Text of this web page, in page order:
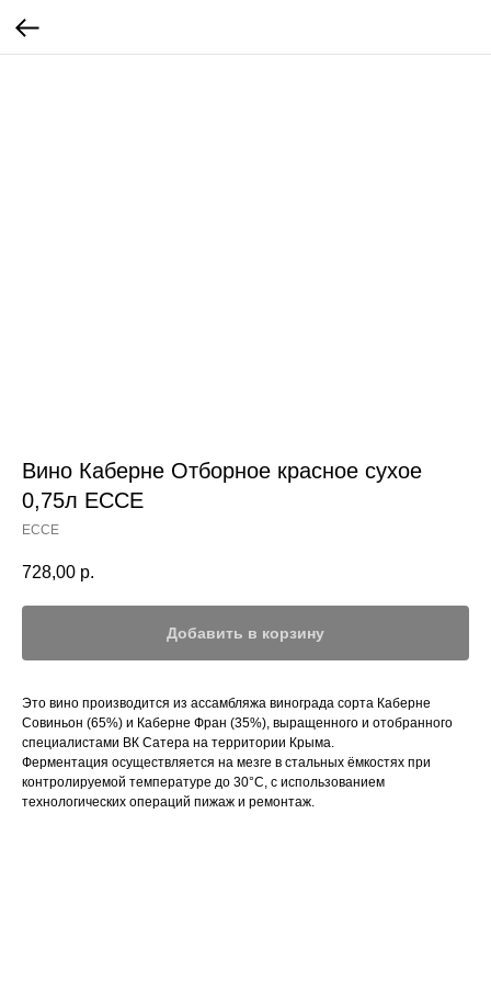
Вино Каберне Отборное красное сухое
0,75л ЕССЕ
ЕССЕ
728,00 р.
Добавить в корзину
Это вино производится из ассамбляжа винограда сорта Каберне
Совиньон (65%) и Каберне Фран (35%), выращенного и отобранного
специалистами ВК Сатера на территории Крыма.
Ферментация осуществляется на мезге в стальных ёмкостях при
контролируемой температуре до 30°C, с использованием
технологических операций пижаж и ремонтаж.